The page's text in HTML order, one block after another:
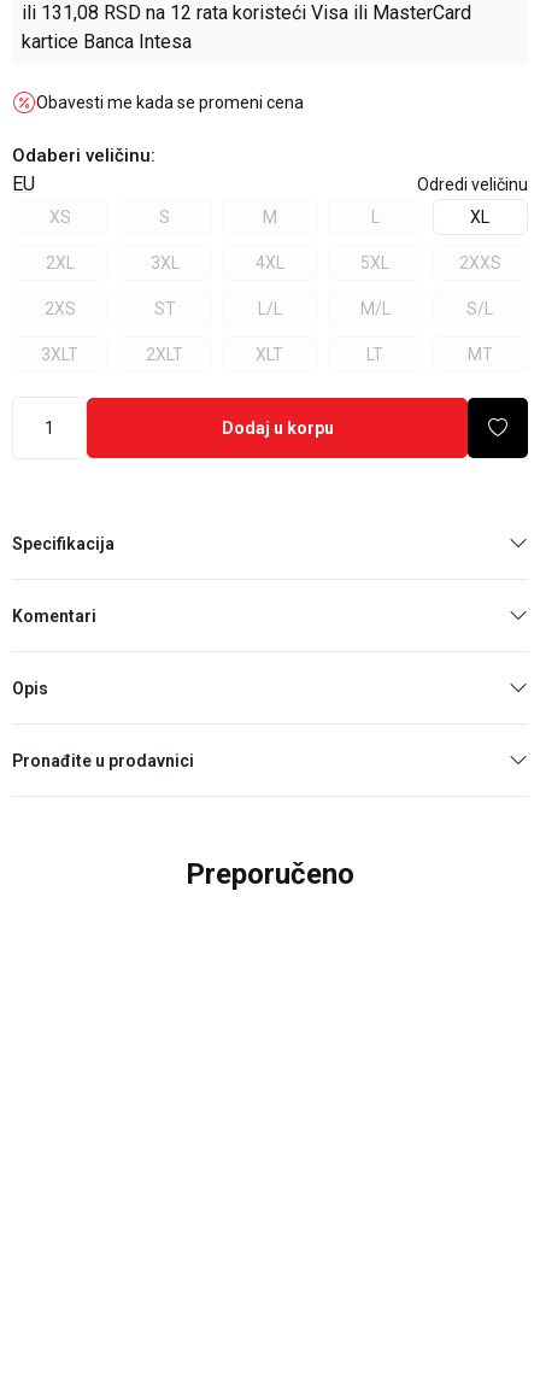
ili 131,08 RSD na 12 rata koristeći Visa ili MasterCard
kartice Banca Intesa
Obavesti me kada se promeni cena
Odaberi veličinu:
EU
Odredi veličinu
XS
S M XL
2XL 3XL 4XL 5XL 2XXS
2XS ST L/L M/L S/L
3XLT 2XLT XLT LT MT
Dodaj u korpu
Specifikacija
Komentari
Opis
Pronađite u prodavnici
Preporučeno